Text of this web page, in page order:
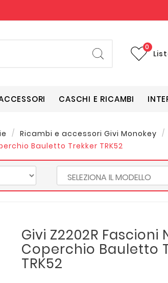
0
CASCHI E RICAMBI
Ricambi e accessori Givi Monokey
Bauletto Trekker TRK52
Givi Z2202R Fascioni
Coperchio Bauletto
TRK52